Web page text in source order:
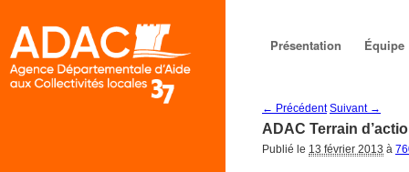
Aller au
principal
Aller au
secondaire
Présentation Équipe
Navigation des images
← Précédent Suivant →
ADAC Terrain
Publié le 13 février 2013 à